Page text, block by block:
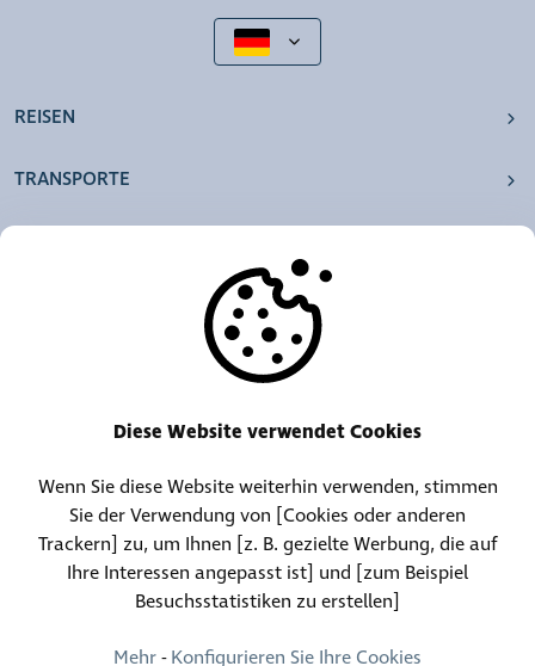
REISEN
TRANSPORTE
Telefonzentrale:
(+352) 30 01 46-1
Kontakt für Fundgegenstände
(+352) 30 01 46 84
(+352) 30 01 46 80 (24/24, 7/7)
Diese Website verwendet Cookies
Wenn Sie diese Website weiterhin verwenden, stimmen
Sie der Verwendung von [Cookies oder anderen
Trackern] zu, um Ihnen [z. B. gezielte Werbung, die auf
Ihre Interessen angepasst ist] und [zum Beispiel
Besuchsstatistiken zu erstellen]
Mehr-Konfigurieren Sie Ihre Cookies